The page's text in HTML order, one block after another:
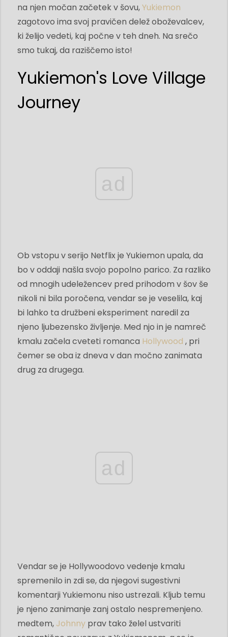
na njen močan začetek v šovu,Yukiemon
zagotovo ima svoj pravičen delež oboževalcev,
ki želijo vedeti, kaj počne v teh dneh. Na srečo
smo tukaj, da raziščemo isto!
Yukiemon's Love Village
Journey
ad
Ob vstopu v serijo Netflix je Yukiemon upala, da
bo v oddaji našla svojo popolno parico. Za razliko
od mnogih udeležencev pred prihodom v šov še
nikoli ni bila poročena, vendar se je veselila, kaj
bi lahko ta družbeni eksperiment naredil za
njeno ljubezensko življenje. Med njo in je namreč
kmalu začela cveteti romanca Hollywood , pri
čemer se oba iz dneva v dan močno zanimata
drug za drugega.
ad
Vendar se je Hollywoodovo vedenje kmalu
spremenilo in zdi se, da njegovi sugestivni
komentarji Yukiemonu niso ustrezali. Kljub temu
je njeno zanimanje zanj ostalo nespremenjeno.
medtem, Johnny prav tako želel ustvariti